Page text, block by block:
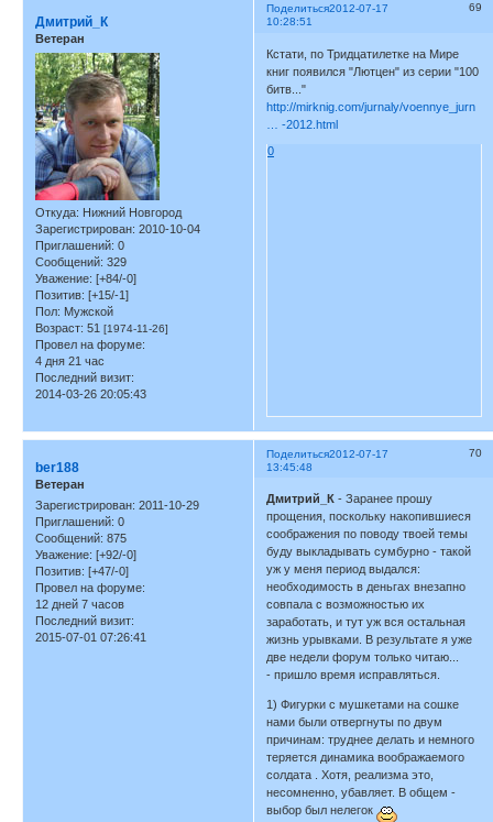
Поделиться 69
2012-07-17
10:28:51
Дмитрий_К
Ветеран
Откуда: Нижний Новгород
Зарегистрирован: 2010-10-04
Приглашений: 0
Сообщений: 329
Уважение: [+84/-0]
Позитив: [+15/-1]
Пол: Мужской
Возраст: 51 [1974-11-26]
Провел на форуме:
4 дня 21 час
Последний визит:
2014-03-26 20:05:43
Кстати, по Тридцатилетке на Мире
книг появился "Лютцен" из серии "100
битв..."
http://mirknig.com/jurnaly/voennye_jurn
… -2012.html
0
Поделиться 70
2012-07-17
13:45:48
ber188
Ветеран
Зарегистрирован: 2011-10-29
Приглашений: 0
Сообщений: 875
Уважение: [+92/-0]
Позитив: [+47/-0]
Провел на форуме:
12 дней 7 часов
Последний визит:
2015-07-01 07:26:41
Дмитрий_К - Заранее прошу
прощения, поскольку накопившиеся
соображения по поводу твоей темы
буду выкладывать сумбурно - такой
уж у меня период выдался:
необходимость в деньгах внезапно
совпала с возможностью их
заработать, и тут уж вся остальная
жизнь урывками. В результате я уже
две недели форум только читаю...
- пришло время исправляться.
1) Фигурки с мушкетами на сошке
нами были отвергнуты по двум
причинам: труднее делать и немного
теряется динамика воображаемого
солдата . Хотя, реализма это,
несомненно, убавляет. В общем -
выбор был нелегок